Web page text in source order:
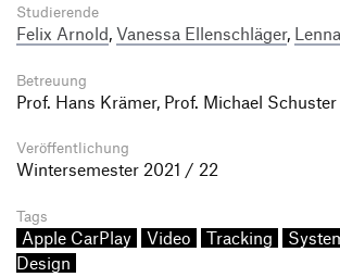
Studierende
Felix Arnold, Vanessa Ellenschläger,
Betreuung
Prof. Hans Krämer, Prof. Michael Schuster
Veröffentlichung
Wintersemester 2021 / 22
Tags
Apple CarPlay Video Tracking
Design